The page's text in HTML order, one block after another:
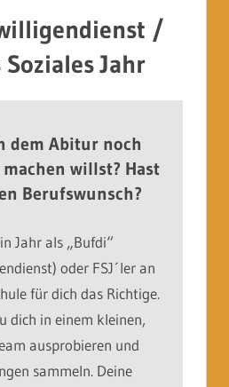
/
Jahr
dem Abitur noch
willst? Hast
Berufswunsch?
Jahr als „Bufdi“
oder FSJ´ler an
für dich das Richtige.
dich in einem kleinen,
ausprobieren und
sammeln. Deine